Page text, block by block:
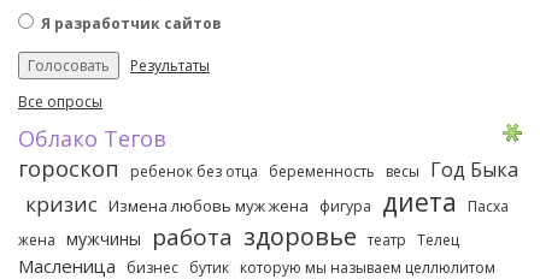
Я разработчик сайтов
Результаты
Все опросы
Облако Тегов
гороскоп
ребенок без отца беременность весы Год Быка
кризис Измена любовь муж жена фигура диета
Пасха
жена мужчины работа здоровье театр Телец
Масленица бизнес бутик которую мы называем целлюлитом